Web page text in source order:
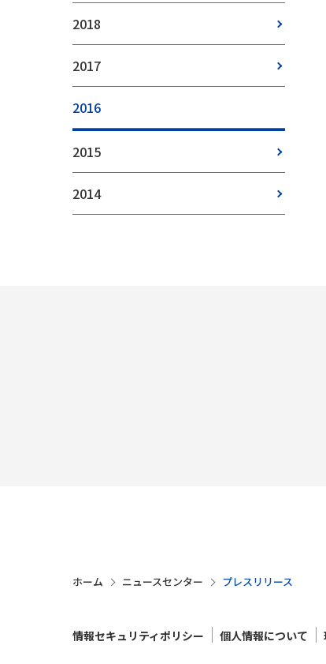
2018
2017
2016
2015
2014
ホーム ニュースセンター プレスリリース
情報セキュリティポリシー 個人情報について